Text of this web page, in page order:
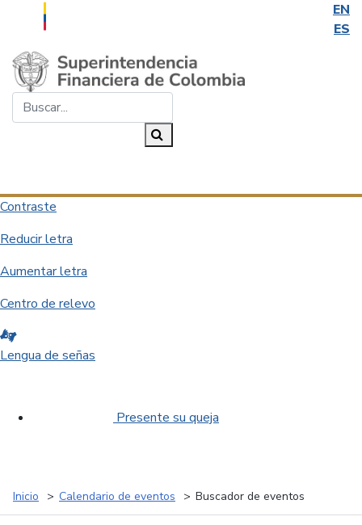
EN
ES
Saltar al contenido principal
Contraste
Reducir letra
Aumentar letra
Centro de relevo
Lengua de señas
Presente su queja
Inicio Calendario de eventos Buscador de eventos